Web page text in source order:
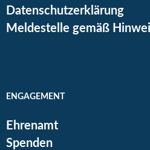
Datenschutzerklärung
Meldestelle gemäß
ENGAGEMENT
Ehrenamt
Spenden